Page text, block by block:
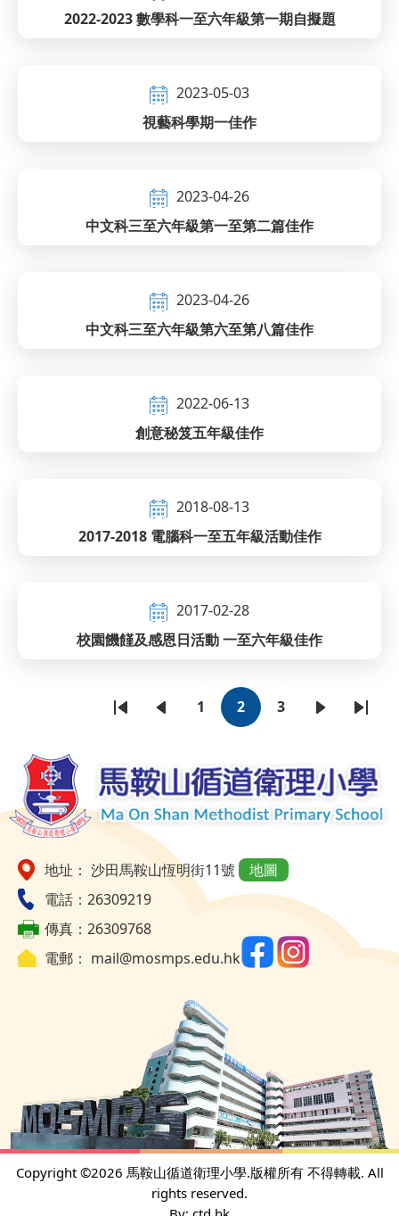
2022-2023 數學科一至六年級第一期自擬題
2023-05-03
視藝科學期一佳作
2023-04-26
中文科三至六年級第一至第二篇佳作
2023-04-26
中文科三至六年級第六至第八篇佳作
2022-06-13
創意秘笈五年級佳作
2018-08-13
2017-2018 電腦科一至五年級活動佳作
2017-02-28
校園饑饉及感恩日活動 一至六年級佳作
First
Previous
頁
1
目
面
2
頁
3
下
Last
地址： 沙田馬鞍山恆明街11號
地圖
電話：26309219
傳真：26309768
電郵： mail@mosmps.edu.hk
Copyright ©2026 馬鞍山循道衛理小學.版權所有 不得轉載. All
rights reserved.